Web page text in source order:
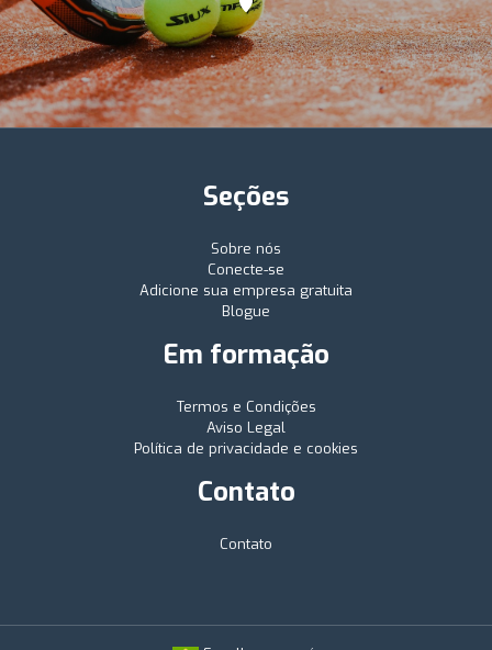
Seções
Sobre nós
Conecte-se
Adicione sua empresa gratuita
Blogue
Em formação
Termos e Condições
Aviso Legal
Política de privacidade e cookies
Contato
Contato